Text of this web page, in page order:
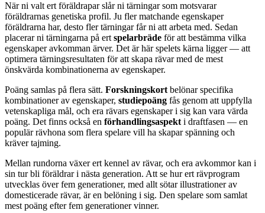
När ni valt ert föräldrapar slår ni tärningar som motsvarar
föräldrarnas genetiska profil. Ju fler matchande egenskaper
föräldrarna har, desto fler tärningar får ni att arbeta med. Sedan
placerar ni tärningarna på ert spelarbräde för att bestämma vilka
egenskaper avkomman ärver. Det är här spelets kärna ligger — att
optimera tärningsresultaten för att skapa rävar med de mest
önskvärda kombinationerna av egenskaper.
Poäng samlas på flera sätt. Forskningskort belönar specifika
kombinationer av egenskaper, studiepoäng fås genom att uppfylla
vetenskapliga mål, och era rävars egenskaper i sig kan vara värda
poäng. Det finns också en förhandlingsaspekt i draftfasen — en
populär rävhona som flera spelare vill ha skapar spänning och
kräver tajming.
Mellan rundorna växer ert kennel av rävar, och era avkommor kan i
sin tur bli föräldrar i nästa generation. Att se hur ert rävprogram
utvecklas över fem generationer, med allt sötar illustrationer av
domesticerade rävar, är en belöning i sig. Den spelare som samlat
mest poäng efter fem generationer vinner.